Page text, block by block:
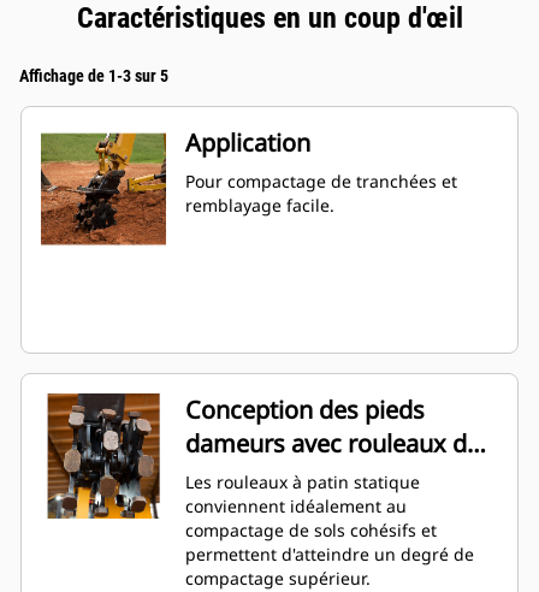
Caractéristiques en un coup d'œil
Affichage de 1-3 sur 5
Application
Pour compactage de tranchées et
remblayage facile.
Conception des pieds
dameurs avec rouleaux de
patin statiques
Les rouleaux à patin statique
conviennent idéalement au
compactage de sols cohésifs et
permettent d'atteindre un degré de
compactage supérieur.